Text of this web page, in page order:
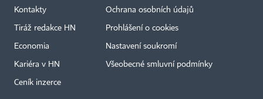
Kontakty
Tiráž redakce HN
Economia
Kariéra v HN
Ceník inzerce
Ochrana osobních údajů
Prohlášení o cookies
Nastavení soukromí
Všeobecné smluvní podmínky